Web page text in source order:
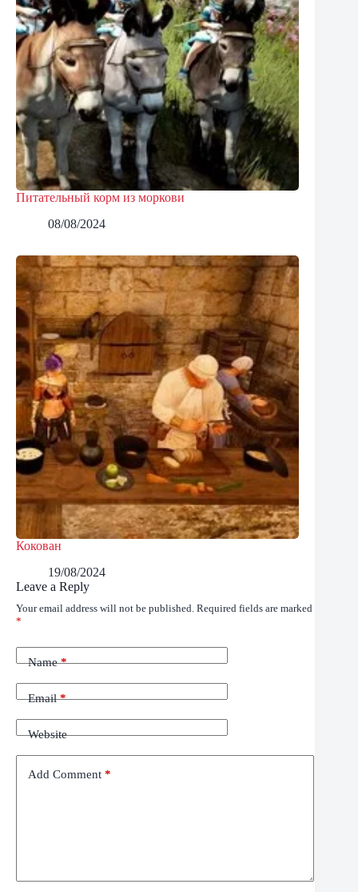
Питательный корм из моркови
08/08/2024
Кокован
19/08/2024
Leave a Reply
Your email address will not be published. Required fields are marked
*
Name*
Email*
Website
Add Comment *